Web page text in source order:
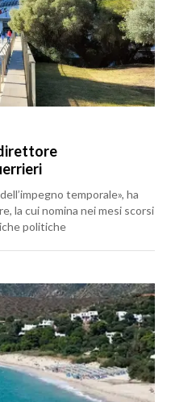
temporale», ha
la cui nomina nei mesi scorsi
politiche